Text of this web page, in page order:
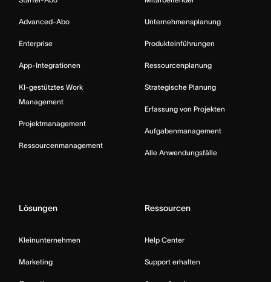
Advanced-Abo
Enterprise
App-Integrationen
KI-gestütztes Work
Management
Projektmanagement
Ressourcenmanagement
Unternehmensplanung
Produkteinführungen
Ressourcenplanung
Strategische Planung
Erfassung von Projekten
Aufgabenmanagement
Alle Anwendungsfälle
Lösungen
Kleinunternehmen
Marketing
Ressourcen
Help Center
Support erhalten